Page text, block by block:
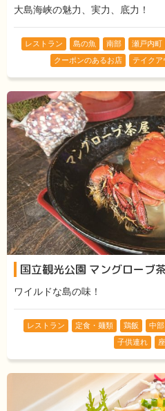
大島海峡の魅力、実力、底力！
レストラン 島の魚 南部 瀬戸内町
クーポンのあるお店
テイクア
国立観光公園 マングローブ
ワイルドな島の味！
レストラン 定食・麺類 鶏飯 中部
子供連れ